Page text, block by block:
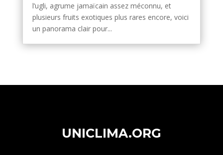
l’ugli, agrume jamaïcain assez méconnu, et
plusieurs fruits exotiques plus rares encore, voici
un panorama clair pour...
UNICLIMA.ORG